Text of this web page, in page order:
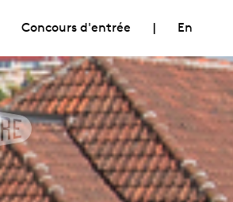
Concours d'entrée | En